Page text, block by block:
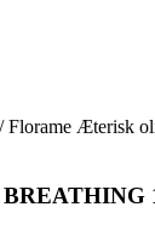
/ Florame Æterisk